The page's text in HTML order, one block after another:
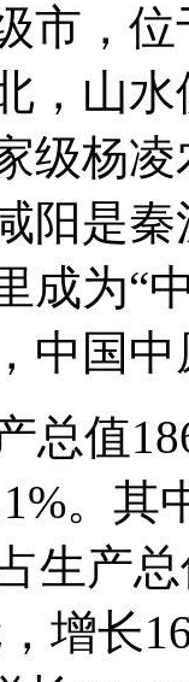
市，
，山
级杨
阳是
成为“
中国
总值
。
生产
增长